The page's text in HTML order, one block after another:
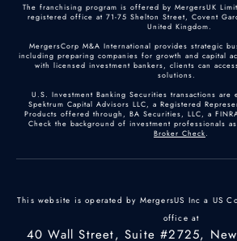
The franchising program is offered by MergersUK
registered office at 71-75 Shelton Street, Covent
United Kingdom.
MergersCorp M&A International provides strategic
including preparing companies for growth and capital
with licensed investment bankers, clients can
solutions.
U.S. Investment Banking Securities transactions are
Spektrum Capital Advisors LLC, a Registered
Products offered through, BA Securities, LLC, a
Check the background of investment professionals
Broker Check.
This website is operated by MergersUS Inc a US
office at
40 Wall Street, Suite #2725,